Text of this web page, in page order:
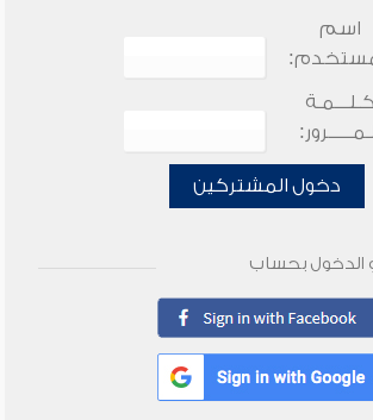
اسم
كـلـــمـة
دخول المشتركين
الدخول بحساب